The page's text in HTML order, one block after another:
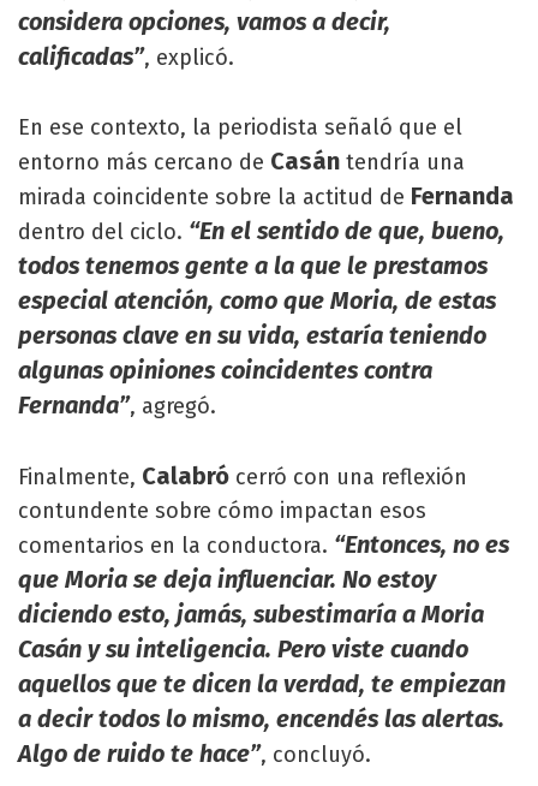
considera opciones, vamos a decir,
calificadas”, explicó.
En ese contexto, la periodista señaló que el
entorno más cercano de Casán tendría una
mirada coincidente sobre la actitud de Fernanda
dentro del ciclo. “En el sentido de que, bueno,
todos tenemos gente a la que le prestamos
especial atención, como que Moria, de estas
personas clave en su vida, estaría teniendo
algunas opiniones coincidentes contra
Fernanda”, agregó.
Finalmente, Calabró cerró con una reflexión
contundente sobre cómo impactan esos
comentarios en la conductora. “Entonces, no es
que Moria se deja influenciar. No estoy
diciendo esto, jamás, subestimaría a Moria
Casán y su inteligencia. Pero viste cuando
aquellos que te dicen la verdad, te empiezan
a decir todos lo mismo, encendés las alertas.
Algo de ruido te hace”, concluyó.